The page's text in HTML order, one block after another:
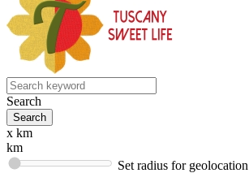
Search
x km
km
Set radius for geolocation